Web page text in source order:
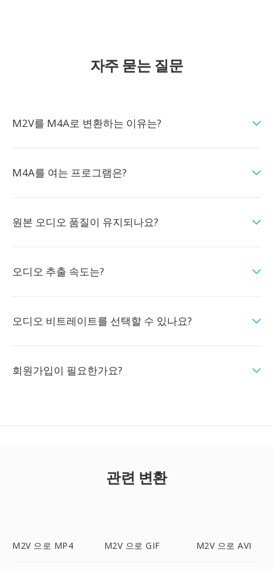
자주 묻는 질문
M2V를 M4A로 변환하는 이유는?
M4A를 여는 프로그램은?
원본 오디오 품질이 유지되나요?
오디오 추출 속도는?
오디오 비트레이트를 선택할 수 있나요?
회원가입이 필요한가요?
관련 변환
M2V 으로 MP4 M2V 으로 GIF M2V 으로 AVI